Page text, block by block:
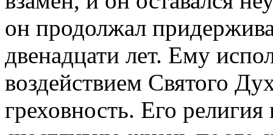
он продолжал
двенадцати лет. Ему
воздействием Святого
греховность. Его